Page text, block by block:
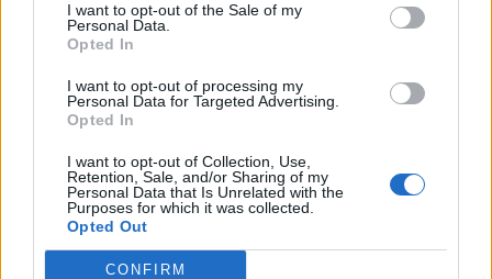
I want to opt-out of the Sale of my
Personal Data.
Opted In
I want to opt-out of processing my
Personal Data for Targeted Advertising.
Opted In
I want to opt-out of Collection, Use,
Retention, Sale, and/or Sharing of my
Personal Data that Is Unrelated with the
Purposes for which it was collected.
Opted Out
CONFIRM
Γκουτσίδης Παναγιώτης
Ταουσιάνης Γιάννης Super League 2
ΑΕ Λάρισας
COMMENTS